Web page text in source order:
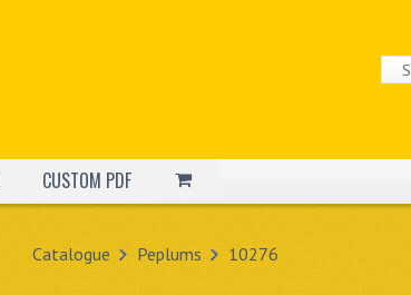
CUSTOM PDF
Catalogue Peplums 10276